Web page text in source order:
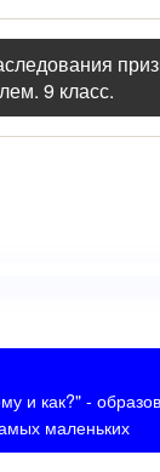
9 класс.
и как?"-
маленьких